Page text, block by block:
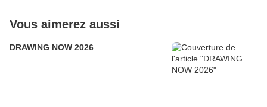
Vous aimerez aussi
DRAWING NOW 2026